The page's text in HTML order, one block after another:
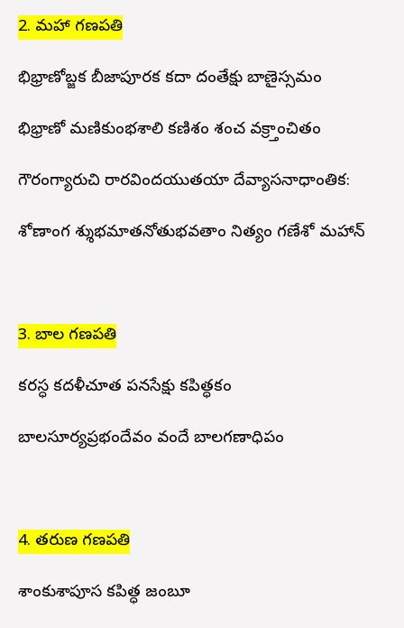
2. మహా గణపతి
భిభ్రాణోబ్జక బీజాపూరక కదా దంతేక్షు బాణైస్సమం
భిభ్రాణో మణికుంభశాలి కణిశం పాశంచ వక్ర్తాంచితం
గౌరంగ్యారుచి రారవిందయుతయా దేవ్యాసనాధాంతిక:
శోణాంగ శ్శుభమాతనోతుభవతాం నిత్యం గణేశో మహాన్
3. బాల గణపతి
కరస్ధ కదళీచూత పనసేక్షు కపిత్ధకం
బాలసూర్యప్రభందేవం వందే బాలగణాధిపం
4. తరుణ గణపతి
పాశాంకుశాపూస కపిత్ధ జంబూ